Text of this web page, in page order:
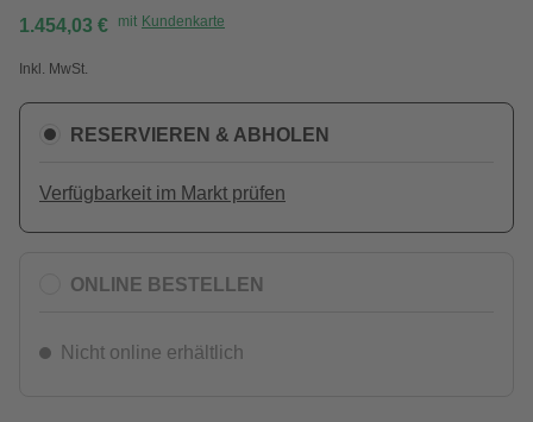
1.454,03 € mit Kundenkarte
Inkl. MwSt.
RESERVIEREN & ABHOLEN
Verfügbarkeit im Markt prüfen
ONLINE BESTELLEN
Nicht online erhältlich